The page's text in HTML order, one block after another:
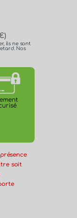
ils ne sont
Nos
soit